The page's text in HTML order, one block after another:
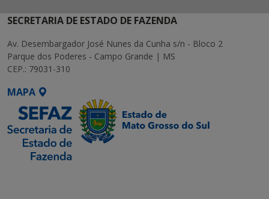
SECRETARIA DE ESTADO DE FAZENDA
Av. Desembargador José Nunes da Cunha s/n - Bloco 2
Parque dos Poderes - Campo Grande | MS
CEP.: 79031-310
MAPA